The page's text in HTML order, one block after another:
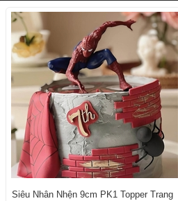
Siêu Nhân Nhện 9cm PK1 Topper Trang